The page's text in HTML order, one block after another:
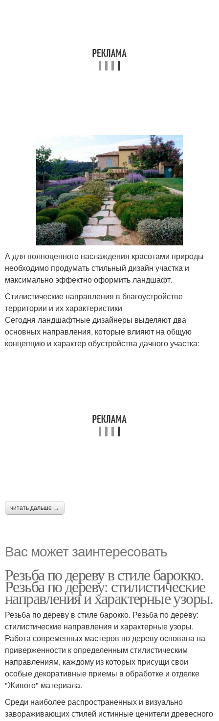
А для полноценного наслаждения красотами природы
необходимо продумать стильный дизайн участка и
максимально эффектно оформить ландшафт.
Стилистические направления в благоустройстве
территории и их характеристики
Сегодня ландшафтные дизайнеры выделяют два
основных направления, которые влияют на общую
концепцию и характер обустройства дачного участка:
читать дальше →
Вас может заинтересовать
Резьба по дереву в стиле барокко.
Резьба по дереву: стилистические
направления и характерные узоры.
Резьба по дереву в стиле барокко. Резьба по дереву:
стилистические направления и характерные узоры.
Работа современных мастеров по дереву основана на
приверженности к определенным стилистическим
направлениям, каждому из которых присущи свои
особые декоративные приемы в обработке и отделке
"Живого" материала.
Среди наиболее распространенных и визуально
завораживающих стилей истинные ценители древесного